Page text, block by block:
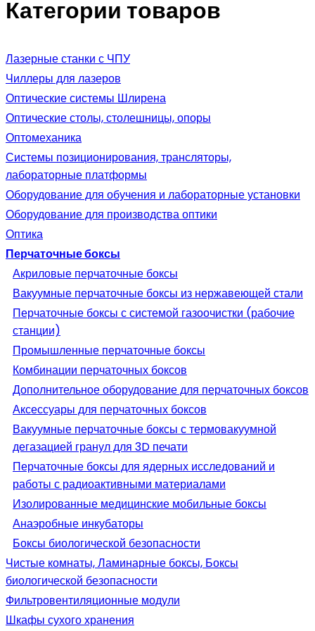
Категории товаров
Лазерные станки с ЧПУ
Чиллеры для лазеров
Оптические системы Шлирена
Оптические столы, столешницы, опоры
Оптомеханика
Системы позиционирования, трансляторы,
лабораторные платформы
Оборудование для обучения и лабораторные установки
Оборудование для производства оптики
Оптика
Перчаточные боксы
Акриловые перчаточные боксы
Вакуумные перчаточные боксы из нержавеющей стали
Перчаточные боксы с системой газоочистки (рабочие
станции)
Промышленные перчаточные боксы
Комбинации перчаточных боксов
Дополнительное оборудование для перчаточных боксов
Аксессуары для перчаточных боксов
Вакуумные перчаточные боксы с термовакуумной
дегазацией гранул для 3D печати
Перчаточные боксы для ядерных исследований и
работы с радиоактивными материалами
Изолированные медицинские мобильные боксы
Анаэробные инкубаторы
Боксы биологической безопасности
Чистые комнаты, Ламинарные боксы, Боксы
биологической безопасности
Фильтровентиляционные модули
Шкафы сухого хранения